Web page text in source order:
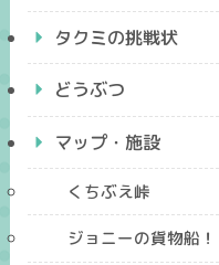
タクミの挑戦状
どうぶつ
マップ・施設
くちぶえ峠
ジョニーの貨物船！